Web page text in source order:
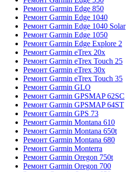
Ремонт Garmin Edge 850
Ремонт Garmin Edge 1040
Ремонт Garmin Edge 1040 Solar
Ремонт Garmin Edge 1050
Ремонт Garmin Edge Explore 2
Ремонт Garmin eTrex 20x
Ремонт Garmin eTrex Touch 25
Ремонт Garmin eTrex 30x
Ремонт Garmin eTrex Touch 35
Ремонт Garmin GLO
Ремонт Garmin GPSMAP 62SC
Ремонт Garmin GPSMAP 64ST
Ремонт Garmin GPS 73
Ремонт Garmin Montana 610
Ремонт Garmin Montana 650t
Ремонт Garmin Montana 680
Ремонт Garmin Monterra
Ремонт Garmin Oregon 750t
Ремонт Garmin Oregon 700